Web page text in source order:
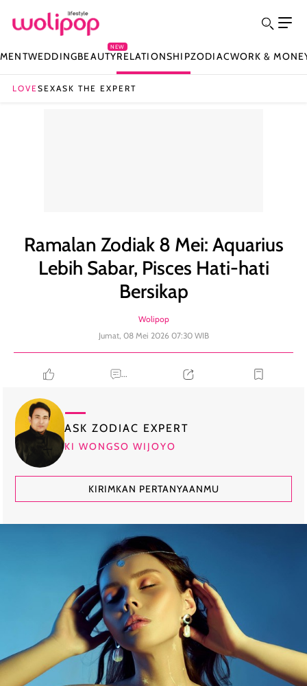
WEDDINGBEAUTY
NEW
RELATIONSHIPZODIACWORK &
LOVESEXASK THE EXPERT
Ramalan Zodiak 8 Mei: Aquarius
Lebih Sabar, Pisces Hati-hati
Bersikap
Wolipop
Jumat, 08 Mei 2026 07:30 WIB
...
ASK ZODIAC EXPERT
KI WONGSO WIJOYO
KIRIMKAN PERTANYAANMU